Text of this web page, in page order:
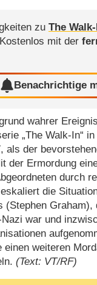
zu The
Kostenlos mit der
Benachrichtige
wahrer
„The Walk-In“
als der
der Ermordung
durch
die
(Stephen
war und
einen weiteren
(Text: VT/RF)